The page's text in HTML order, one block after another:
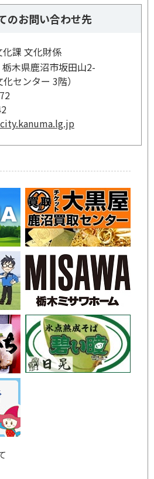
のお問い合わせ先
課 文化財係
木県鹿沼市坂田山2-
センター 3階）